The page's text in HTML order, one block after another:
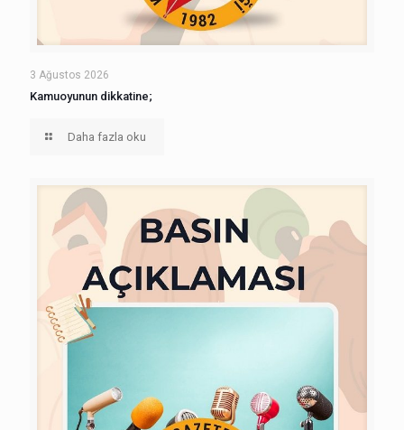
3 Ağustos 2026
Kamuoyunun dikkatine;
Daha fazla oku